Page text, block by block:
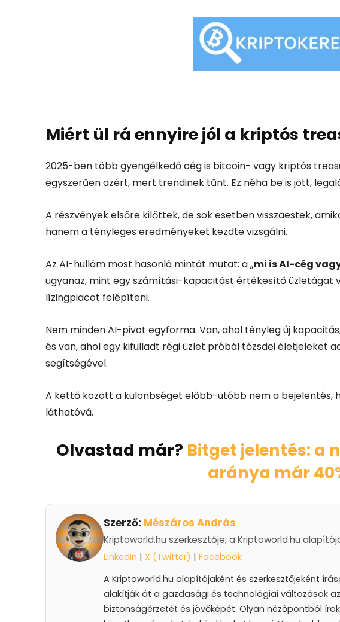
Miért ül rá ennyire jól a kriptós
2025-ben több gyengélkedő cég is bitcoin- vagy kriptós
egyszerűen azért, mert trendinek tűnt. Ez néha be is jött,
A részvények elsőre kilőttek, de sok esetben visszaestek,
hanem a tényleges eredményeket kezdte vizsgálni.
Az AI-hullám most hasonló mintát mutat: a „mi is AI-cég
ugyanaz, mint egy számítási-kapacitást értékesítő üzletágat
lízingpiacot felépíteni.
Nem minden AI-pivot egyforma. Van, ahol tényleg új
és van, ahol egy kifulladt régi üzlet próbál tőzsdei életjeleket
segítségével.
A kettő között a különbséget előbb-utóbb nem a bejelentés,
láthatóvá.
Olvastad már? Bitget jelentés: a
aránya már
Szerző: Mészáros András
Kriptoworld.hu szerkesztője, a Kriptoworld.hu
LinkedIn | X (Twitter) | Facebook
A Kriptoworld.hu alapítójaként és szerkesztőjeként
alakítják át a gazdasági és technológiai változások
biztonságérzetét és jövőképét. Olyan nézőpontból